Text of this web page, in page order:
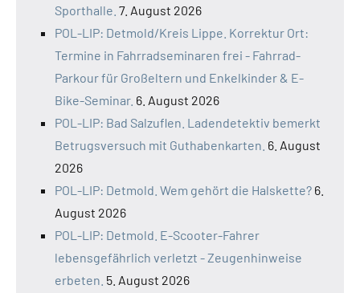
Sporthalle. 7. August 2026
POL-LIP: Detmold/Kreis Lippe. Korrektur Ort:
Termine in Fahrradseminaren frei - Fahrrad-
Parkour für Großeltern und Enkelkinder & E-
Bike-Seminar. 6. August 2026
POL-LIP: Bad Salzuflen. Ladendetektiv bemerkt
Betrugsversuch mit Guthabenkarten. 6. August
2026
POL-LIP: Detmold. Wem gehört die Halskette? 6.
August 2026
POL-LIP: Detmold. E-Scooter-Fahrer
lebensgefährlich verletzt - Zeugenhinweise
erbeten. 5. August 2026